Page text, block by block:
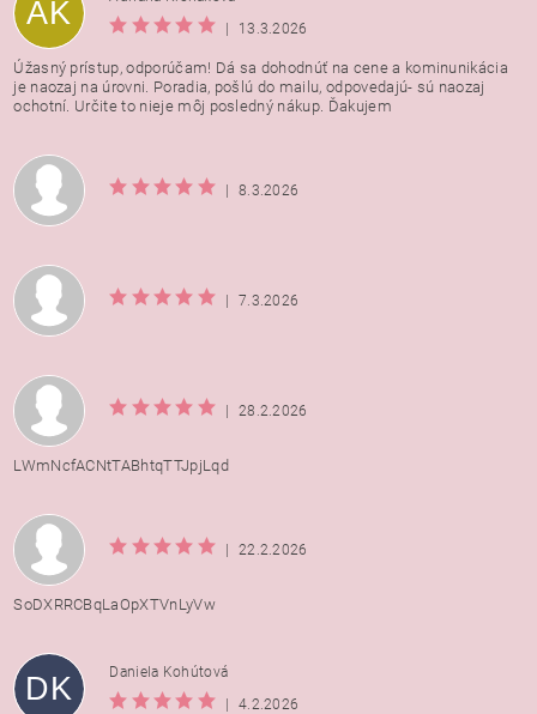
AK
|
13.3.2026
Úžasný prístup, odporúčam! Dá sa dohodnúť na cene a kominunikácia
je naozaj na úrovni. Poradia, pošlú do mailu, odpovedajú- sú naozaj
ochotní. Určite to nieje môj posledný nákup. Ďakujem
| 8.3.2026
| 7.3.2026
| 28.2.2026
LWmNcfACNtTABhtqTTJpjLqd
| 22.2.2026
SoDXRRCBqLaOpXTVnLyVw
DK
Daniela Kohútová
|
4.2.2026